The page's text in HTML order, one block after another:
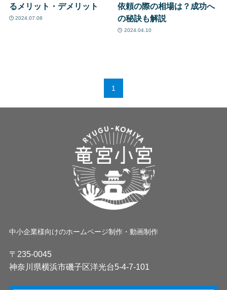
るメリット・デメリット
2024.07.08
依頼の際の相場は？成功へ
の秘訣も解説
2024.04.10
1
中小企業様向けのホームページ制作・動画制作
〒235-0045
神奈川県横浜市磯子区洋光台5-4-7-101